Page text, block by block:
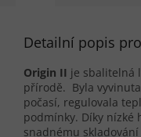
Detailní popis
Origin II je sbalitelná
přírodě. Byla
počasí, regulovala
podmínky. Díky nízké
snadnému